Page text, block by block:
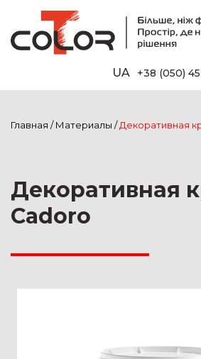
UA +38 (050)
Главная /Материалы /Декоративная
Декоративная
Cadoro